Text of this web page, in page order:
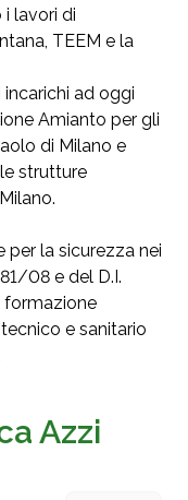
lavori di
TEEM e la
ad oggi
Amianto per gli
di Milano e
strutture
la sicurezza nei
08 e del D.I.
e sanitario
Azzi